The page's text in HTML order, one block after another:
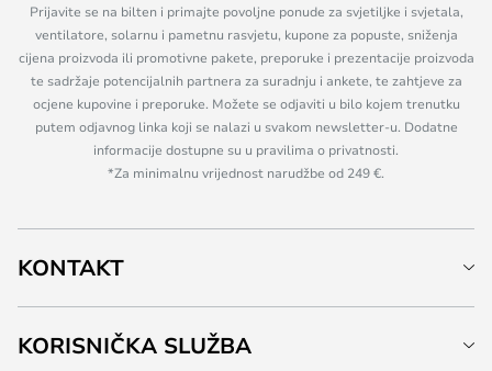
Prijavite se na bilten i primajte povoljne ponude za svjetiljke i svjetala,
ventilatore, solarnu i pametnu rasvjetu, kupone za popuste, sniženja
cijena proizvoda ili promotivne pakete, preporuke i prezentacije proizvoda
te sadržaje potencijalnih partnera za suradnju i ankete, te zahtjeve za
ocjene kupovine i preporuke. Možete se odjaviti u bilo kojem trenutku
putem odjavnog linka koji se nalazi u svakom newsletter-u. Dodatne
informacije dostupne su u pravilima o privatnosti.
*Za minimalnu vrijednost narudžbe od 249 €.
KONTAKT
KORISNIČKA SLUŽBA